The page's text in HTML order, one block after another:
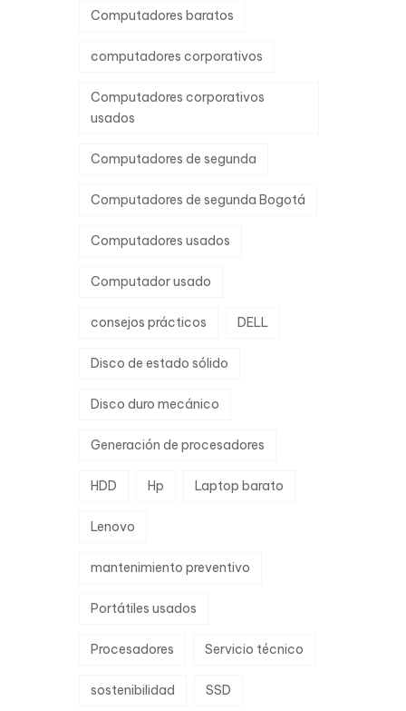
Computadores baratos
computadores corporativos
Computadores corporativos
usados
Computadores de segunda
Computadores de segunda Bogotá
Computadores usados
Computador usado
consejos prácticos DELL
Disco de estado sólido
Disco duro mecánico
Generación de procesadores
HDD Hp Laptop barato
Lenovo
mantenimiento preventivo
Portátiles usados
Procesadores Servicio técnico
sostenibilidad SSD